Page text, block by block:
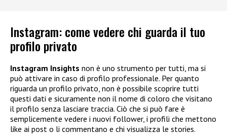
Instagram: come vedere chi guarda il tuo
profilo privato
Instagram Insights non è uno strumento per tutti, ma si
può attivare in caso di profilo professionale. Per quanto
riguarda un profilo privato, non è possibile scoprire tutti
questi dati e sicuramente non il nome di coloro che visitano
il profilo senza lasciare traccia. Ciò che si può fare è
semplicemente vedere i nuovi follower, i profili che mettono
like ai post o li commentano e chi visualizza le stories.